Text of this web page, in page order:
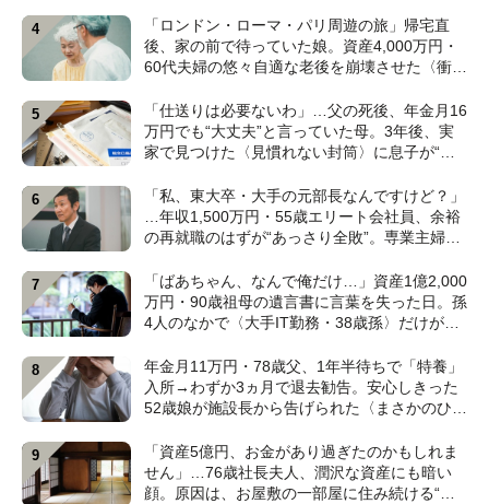
「ロンドン・ローマ・パリ周遊の旅」帰宅直
後、家の前で待っていた娘。資産4,000万円・
60代夫婦の悠々自適な老後を崩壊させた〈衝撃
「仕送りは必要ないわ」…父の死後、年金月16
万円でも“大丈夫”と言っていた母。3年後、実
家で見つけた〈見慣れない封筒〉に息子が“思
「私、東大卒・大手の元部長なんですけど？」
…年収1,500万円・55歳エリート会社員、余裕
の再就職のはずが“あっさり全敗”。専業主婦の
【CFPの助言】
「ばあちゃん、なんで俺だけ…」資産1億2,000
万円・90歳祖母の遺言書に言葉を失った日。孫
4人のなかで〈大手IT勤務・38歳孫〉だけが遺
年金月11万円・78歳父、1年半待ちで「特養」
入所→わずか3ヵ月で退去勧告。安心しきった
52歳娘が施設長から告げられた〈まさかのひと
「資産5億円、お金があり過ぎたのかもしれま
せん」…76歳社長夫人、潤沢な資産にも暗い
顔。原因は、お屋敷の一部屋に住み続ける“跡